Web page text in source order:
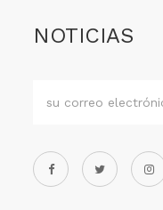
NOTICIAS